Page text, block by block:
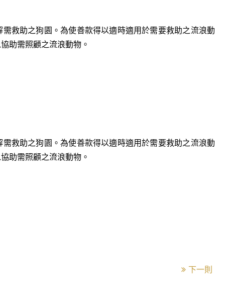
救助之狗園。為使善款得以適時適用於需要救助之流浪動
助需照顧之流浪動物。
救助之狗園。為使善款得以適時適用於需要救助之流浪動
助需照顧之流浪動物。
下一則